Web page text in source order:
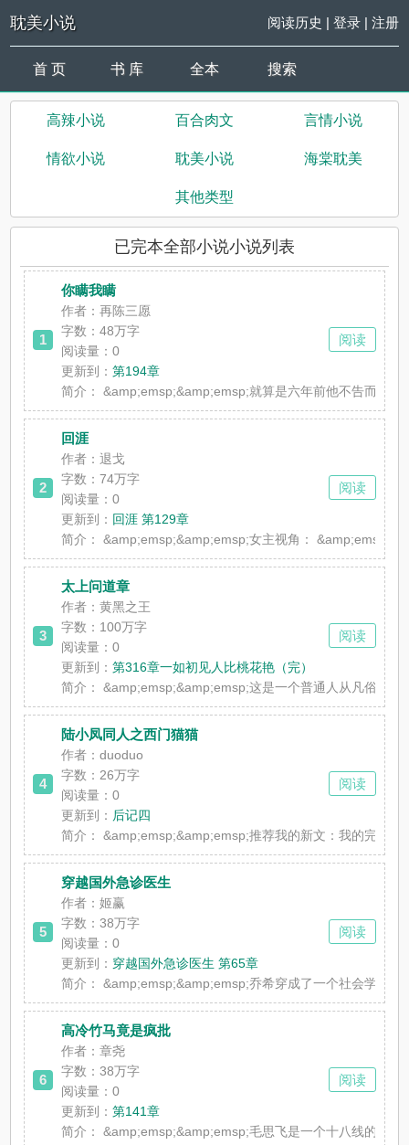
耽美小说 阅读历史 | 登录| 注册
首 页 书 库 全本 搜索
高辣小说 百合肉文 言情小说
情欲小说 耽美小说 海棠耽美
其他类型
已完本全部小说小说列表
1
你瞒我瞒
作者：再陈三愿
字数：48万字
阅读量：0
更新到：第194章
简介：
&amp;emsp;&amp;emsp;就算是六年前他不告而别
阅读
2
回涯
作者：退戈
字数：74万字
阅读量：0
更新到： 回涯 第129章
简介：
&amp;emsp;&amp;emsp;女主视角：
阅读
3
太上问道章
作者：黄黑之王
字数：100万字
阅读量：0
更新到：第316章一如初见人比桃花艳（完）
简介：
&amp;emsp;&amp;emsp;这是一个普通人从凡俗之
阅读
4
陆小凤同人之西门猫猫
作者：duoduo
字数：26万字
阅读量：0
更新到： 后记四
简介：
&amp;emsp;&amp;emsp;推荐我的新文：我的完结文
阅读
5
穿越国外急诊医生
作者：姬赢
字数：38万字
阅读量：0
更新到： 穿越国外急诊医生 第65章
简介：
&amp;emsp;&amp;emsp;乔希穿成了一个社会学专
阅读
6
高冷竹马竟是疯批
作者：章尧
字数：38万字
阅读量：0
更新到：第141章
简介：
&amp;emsp;&amp;emsp;毛思飞是一个十八线的糊
阅读